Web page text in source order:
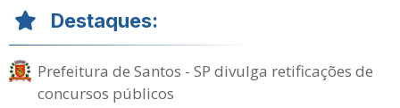
Destaques:
Prefeitura de Santos - SP divulga retificações de
concursos públicos